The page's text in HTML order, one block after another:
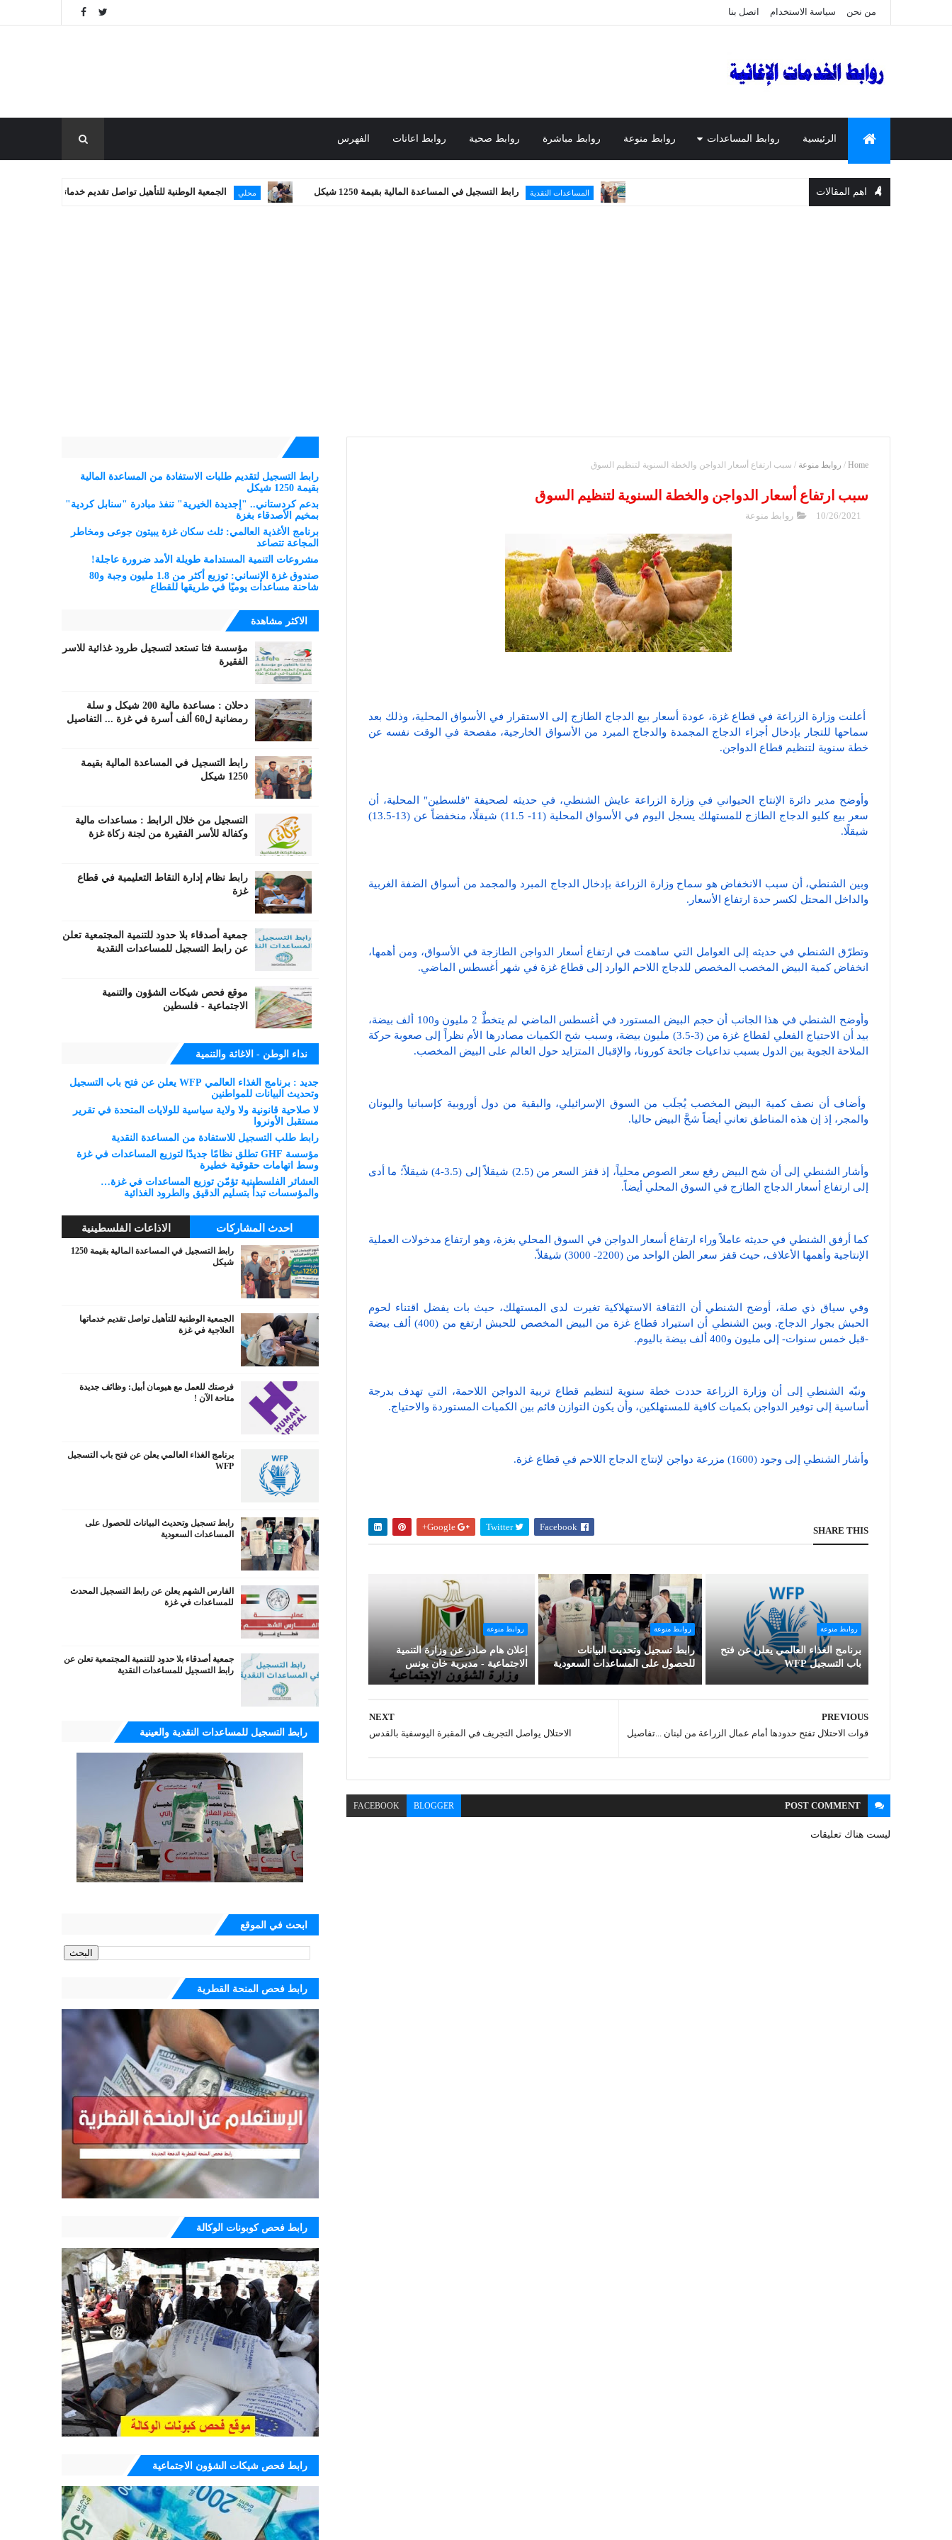
من نحن سياسة الاستخدام اتصل بنا
الرئيسية روابط المساعدات روابط منوعة روابط مباشرة روابط صحية روابط اعانات الفهرس
اهم المقالات المساعدات النقدية رابط التسجيل في المساعدة المالية بقيمة 1250 شيكل محلي الجمعية الوطنية للتأهيل تواصل تقديم خدماتها العلاجية في غزة
Home
/ روابط منوعة / سبب ارتفاع أسعار الدواجن والخطة السنوية لتنظيم السوق
سبب ارتفاع أسعار الدواجن والخطة السنوية لتنظيم السوق
10/26/2021 روابط منوعة
أعلنت وزارة الزراعة في قطاع غزة، عودة أسعار بيع الدجاج الطازج إلى الاستقرار في الأسواق المحلية، وذلك بعد
سماحها للتجار بإدخال أجزاء الدجاج المجمدة والدجاج المبرد من الأسواق الخارجية، مفصحة في الوقت نفسه عن
خطة سنوية لتنظيم قطاع الدواجن.
وأوضح مدير دائرة الإنتاج الحيواني في وزارة الزراعة عايش الشنطي، في حديثه لصحيفة "فلسطين" المحلية، أن
سعر بيع كليو الدجاج الطازج للمستهلك يسجل اليوم في الأسواق المحلية (11- 11.5) شيقلًا، منخفضاً عن (13-13.5)
شيقلًا.
وبين الشنطي، أن سبب الانخفاض هو سماح وزارة الزراعة بإدخال الدجاج المبرد والمجمد من أسواق الضفة الغربية
والداخل المحتل لكسر حدة ارتفاع الأسعار.
وتطرّق الشنطي في حديثه إلى العوامل التي ساهمت في ارتفاع أسعار الدواجن الطازجة في الأسواق، ومن أهمها،
انخفاض كمية البيض المخصب المخصص للدجاج اللاحم الوارد إلى قطاع غزة في شهر أغسطس الماضي.
وأوضح الشنطي في هذا الجانب أن حجم البيض المستورد في أغسطس الماضي لم يتخطَّ 2 مليون و100 ألف بيضة،
بيد أن الاحتياج الفعلي لقطاع غزة من (3-3.5) مليون بيضة، وسبب شح الكميات مصادرها الأم نظراً إلى صعوبة حركة
الملاحة الجوية بين الدول بسبب تداعيات جائحة كورونا، والإقبال المتزايد حول العالم على البيض المخصب.
وأضاف أن نصف كمية البيض المخصب يُجلَب من السوق الإسرائيلي، والبقية من دول أوروبية كإسبانيا واليونان
والمجر، إذ إن هذه المناطق تعاني أيضاً شحَّ البيض حاليا.
وأشار الشنطي إلى أن شح البيض رفع سعر الصوص محلياً، إذ قفز السعر من (2.5) شيقلاً إلى (3.5-4) شيقلاً؛ ما أدى
إلى ارتفاع أسعار الدجاج الطازج في السوق المحلي أيضاً.
كما أرفق الشنطي في حديثه عاملاً وراء ارتفاع أسعار الدواجن في السوق المحلي بغزة، وهو ارتفاع مدخولات العملية
الإنتاجية وأهمها الأعلاف، حيث قفز سعر الطن الواحد من (2200- 3000) شيقلاً.
وفي سياق ذي صلة، أوضح الشنطي أن الثقافة الاستهلاكية تغيرت لدى المستهلك، حيث بات يفضل اقتناء لحوم
الحبش بجوار الدجاج. وبين الشنطي أن استيراد قطاع غزة من البيض المخصص للحبش ارتفع من (400) ألف بيضة
-قبل خمس سنوات- إلى مليون و400 ألف بيضة باليوم.
ونبّه الشنطي إلى أن وزارة الزراعة حددت خطة سنوية لتنظيم قطاع تربية الدواجن اللاحمة، التي تهدف بدرجة
أساسية إلى توفير الدواجن بكميات كافية للمستهلكين، وأن يكون التوازن قائم بين الكميات المستوردة والاحتياج.
وأشار الشنطي إلى وجود (1600) مزرعة دواجن لإنتاج الدجاج اللاحم في قطاع غزة.
SHARE THIS
Facebook
Twitter
Google+
روابط منوعة
برنامج الغذاء العالمي يعلن عن فتح
باب التسجيل WFP
روابط منوعة
رابط تسجيل وتحديث البيانات
للحصول على المساعدات السعودية
روابط منوعة
إعلان هام صادر عن وزارة التنمية
الاجتماعية - مديرية خان يونس
NEXT
الاحتلال يواصل التجريف في المقبرة اليوسفية بالقدس
PREVIOUS
قوات الاحتلال تفتح حدودها أمام عمال الزراعة من لبنان ...تفاصيل
POST COMMENT
BLOGGER
FACEBOOK
ليست هناك تعليقات
رابط التسجيل لتقديم طلبات الاستفادة من المساعدة المالية
بقيمة 1250 شيكل
بدعم كردستاني.. "إجديدة الخيرية" تنفذ مبادرة "سنابل كردية"
بمخيم الأصدقاء بغزة
برنامج الأغذية العالمي: ثلث سكان غزة يبيتون جوعى ومخاطر
المجاعة تتصاعد
مشروعات التنمية المستدامة طويلة الأمد ضرورة عاجلة!
صندوق غزة الإنساني: توزيع أكثر من 1.8 مليون وجبة و80
شاحنة مساعدات يوميًا في طريقها للقطاع
الاكثر مشاهدة
مؤسسة فتا تستعد لتسجيل طرود غذائية للاسر
الفقيرة
دحلان : مساعدة مالية 200 شيكل و سلة
رمضانية ل60 ألف أسرة في غزة ... التفاصيل
رابط التسجيل في المساعدة المالية بقيمة
1250 شيكل
التسجيل من خلال الرابط : مساعدات مالية
وكفالة للأسر الفقيرة من لجنة زكاة غزة
رابط نظام إدارة النقاط التعليمية في قطاع
غزة
جمعية أصدقاء بلا حدود للتنمية المجتمعية تعلن
عن رابط التسجيل للمساعدات النقدية
موقع فحص شيكات الشؤون والتنمية
الاجتماعية - فلسطين
نداء الوطن - الاغاثة والتنمية
جديد : برنامج الغذاء العالمي WFP يعلن عن فتح باب التسجيل
وتحديث البيانات للمواطنين
لا صلاحية قانونية ولا ولاية سياسية للولايات المتحدة في تقرير
مستقبل الأونروا
رابط طلب التسجيل للاستفادة من المساعدة النقدية
مؤسسة GHF تطلق نظامًا جديدًا لتوزيع المساعدات في غزة
وسط اتهامات حقوقية خطيرة
العشائر الفلسطينية تؤمّن توزيع المساعدات في غزة…
والمؤسسات تبدأ بتسليم الدقيق والطرود الغذائية
احدث المشاركات الاذاعات الفلسطينية
رابط التسجيل في المساعدة المالية بقيمة 1250
شيكل
الجمعية الوطنية للتأهيل تواصل تقديم خدماتها
العلاجية في غزة
فرصتك للعمل مع هيومان أبيل: وظائف جديدة
متاحة الآن !
برنامج الغذاء العالمي يعلن عن فتح باب التسجيل
WFP
رابط تسجيل وتحديث البيانات للحصول على
المساعدات السعودية
الفارس الشهم يعلن عن رابط التسجيل المحدث
للمساعدات في غزة
جمعية أصدقاء بلا حدود للتنمية المجتمعية تعلن عن
رابط التسجيل للمساعدات النقدية
رابط التسجيل للمساعدات النقدية والعينية
ابحث في الموقع
رابط فحص المنحة القطرية
رابط فحص كوبونات الوكالة
رابط فحص شيكات الشؤون الاجتماعية